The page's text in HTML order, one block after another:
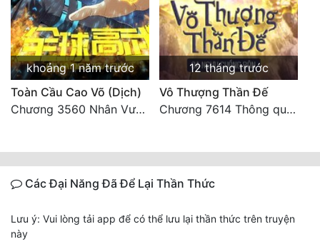
khoảng 1 năm trước
Toàn Cầu Cao Võ (Dịch)
Chương 3560 Nhân Vương trở về - END
12 tháng trước
Vô Thượng Thần Đế
Chương 7614 Thông quan ban thưởng, Ngục Hải Yên Thần Quang
Các Đại Năng Đã Để Lại Thần Thức
Lưu ý: Vui lòng tải app để có thể lưu lại thần thức trên truyện
này